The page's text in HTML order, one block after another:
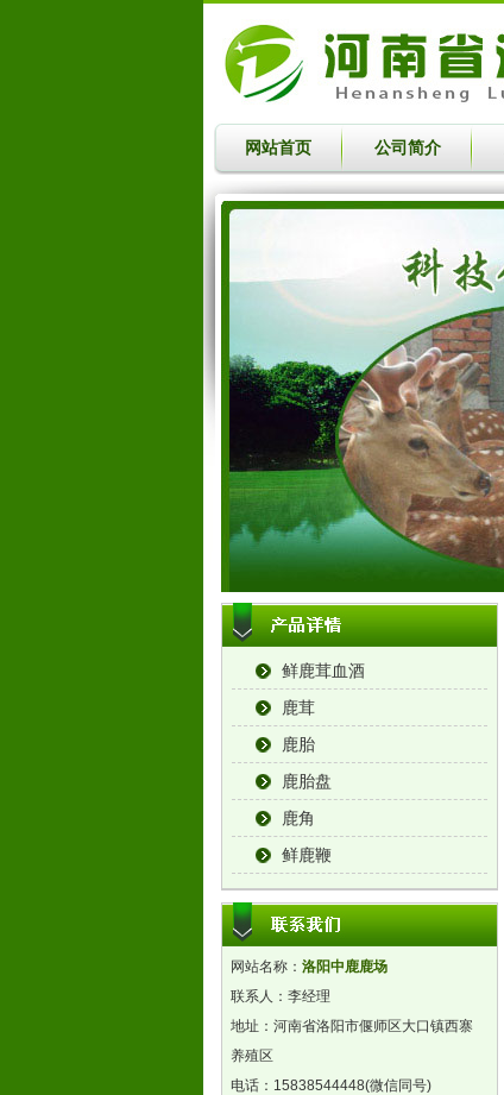
网站首页 公司简介
鲜鹿茸血酒
鹿茸
鹿胎
鹿胎盘
鹿角
鲜鹿鞭
网站名称： 洛阳中鹿鹿场
联系人： 李经理
地址： 河南省洛阳市偃师区大口镇西寨
养殖区
电话： 15838544448(微信同号)